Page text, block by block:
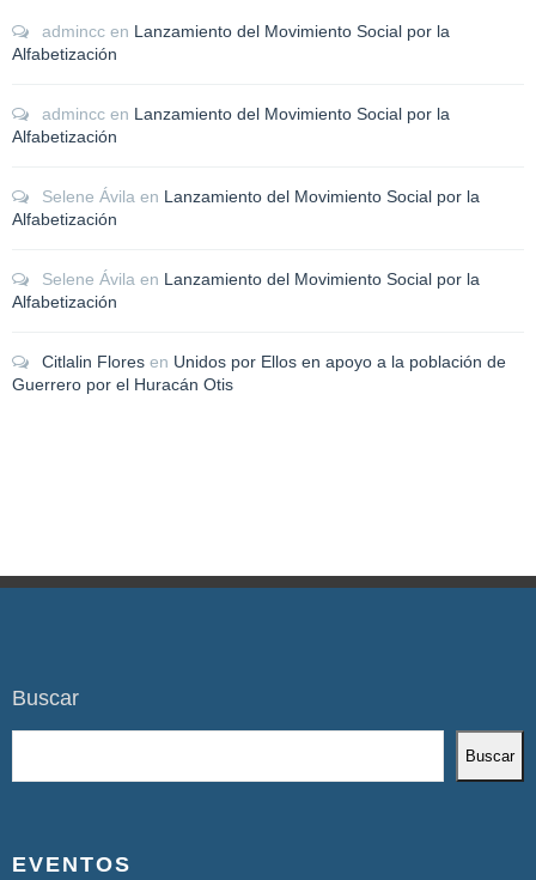
admincc en Lanzamiento del Movimiento Social por la
Alfabetización
admincc en Lanzamiento del Movimiento Social por la
Alfabetización
Selene Ávila en Lanzamiento del Movimiento Social por la
Alfabetización
Selene Ávila en Lanzamiento del Movimiento Social por la
Alfabetización
Citlalin Flores en Unidos por Ellos en apoyo a la población de
Guerrero por el Huracán Otis
Buscar
Buscar
EVENTOS